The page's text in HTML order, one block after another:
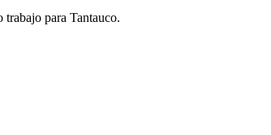
para Tantauco.